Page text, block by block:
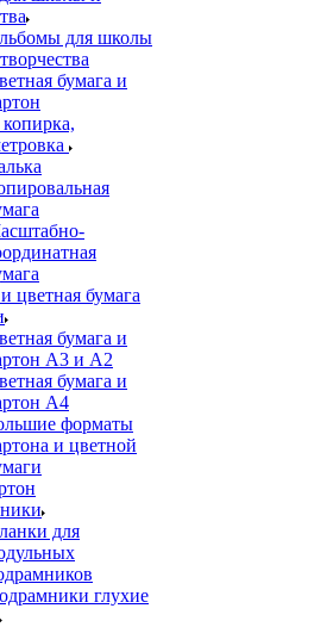
для школы
бумага и
цветная бумага
бумага и
А3 и А2
бумага и
А4
форматы
и цветной
для
глухие